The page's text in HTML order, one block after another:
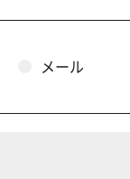
メール